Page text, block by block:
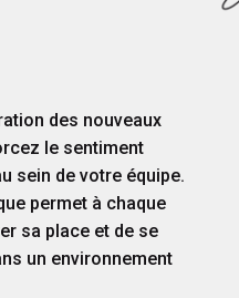
des nouveaux
le sentiment
sein de votre équipe.
permet à chaque
sa place et de se
un environnement